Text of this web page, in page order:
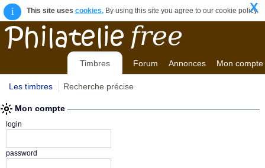
i This site uses cookies.By using this site you agree to our cookie policy.
X
Timbres Forum Annonces Mon compte
Les timbres Recherche précise
Mon compte
login
password